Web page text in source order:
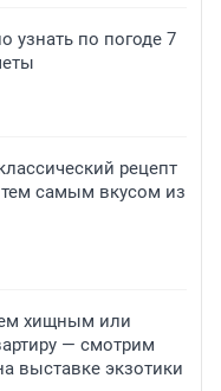
узнать по погоде 7
рецепт
самым вкусом из
хищным или
— смотрим
выставке экзотики